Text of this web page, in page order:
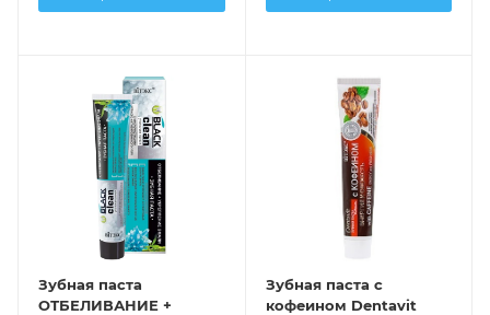
Зубная паста
ОТБЕЛИВАНИЕ +
Зубная паста с
кофеином Dentavit